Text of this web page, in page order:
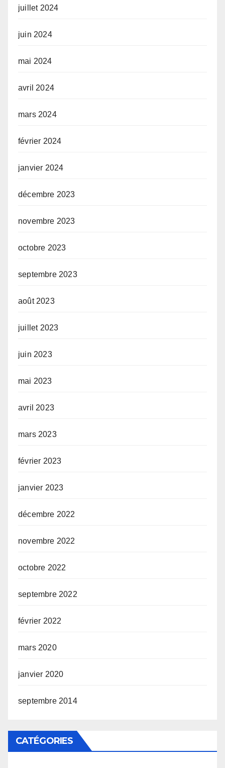
juillet 2024
juin 2024
mai 2024
avril 2024
mars 2024
février 2024
janvier 2024
décembre 2023
novembre 2023
octobre 2023
septembre 2023
août 2023
juillet 2023
juin 2023
mai 2023
avril 2023
mars 2023
février 2023
janvier 2023
décembre 2022
novembre 2022
octobre 2022
septembre 2022
février 2022
mars 2020
janvier 2020
septembre 2014
CATÉGORIES